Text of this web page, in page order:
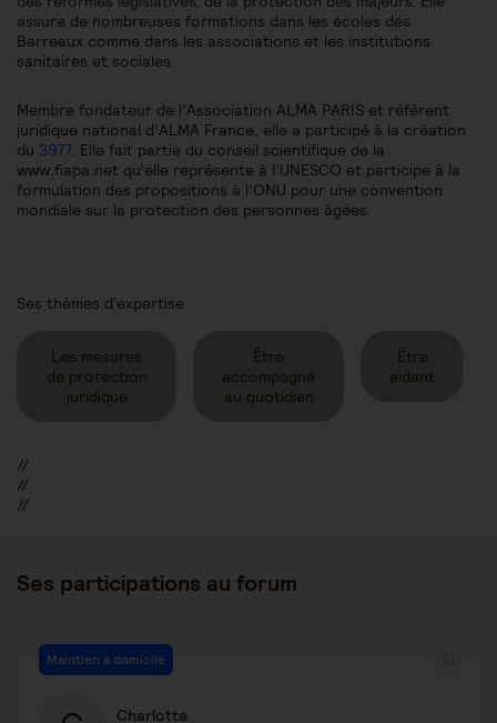
assure de nombreuses formations dans les écoles des
Barreaux comme dans les associations et les institutions
sanitaires et sociales.
Membre fondateur de l’Association ALMA PARIS et référent
juridique national d’ALMA France, elle a participé à la création
du 3977. Elle fait partie du conseil scientifique de la
www.fiapa.net qu’elle représente à l’UNESCO et participe à la
formulation des propositions à l’ONU pour une convention
mondiale sur la protection des personnes âgées.
Ses thèmes d'expertise
Les mesures
de protection
juridique
Être
accompagné
au quotidien
Être
aidant
//
//
//
Ses participations au forum
Maintien à domicile
Charlotte